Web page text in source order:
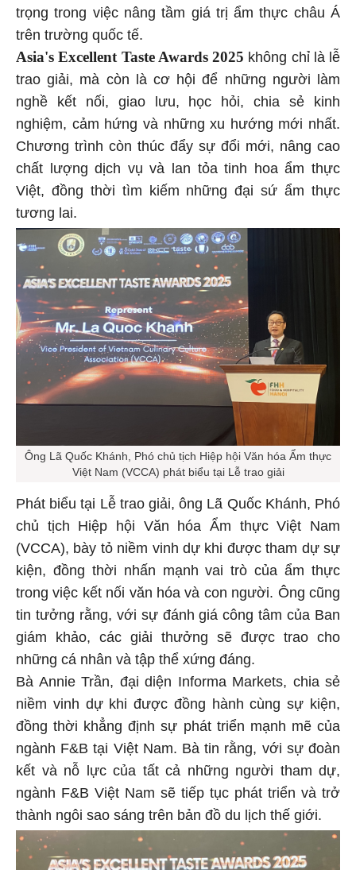
trọng trong việc nâng tầm giá trị ẩm thực châu Á
trên trường quốc tế.
Asia's Excellent Taste Awards 2025 không chỉ là lễ
trao giải, mà còn là cơ hội để những người làm
nghề kết nối, giao lưu, học hỏi, chia sẻ kinh
nghiệm, cảm hứng và những xu hướng mới nhất.
Chương trình còn thúc đẩy sự đổi mới, nâng cao
chất lượng dịch vụ và lan tỏa tinh hoa ẩm thực
Việt, đồng thời tìm kiếm những đại sứ ẩm thực
tương lai.
Ông Lã Quốc Khánh, Phó chủ tịch Hiệp hội Văn hóa Ẩm thực
Việt Nam (VCCA) phát biểu tại Lễ trao giải
Phát biểu tại Lễ trao giải, ông Lã Quốc Khánh, Phó
chủ tịch Hiệp hội Văn hóa Ẩm thực Việt Nam
(VCCA), bày tỏ niềm vinh dự khi được tham dự sự
kiện, đồng thời nhấn mạnh vai trò của ẩm thực
trong việc kết nối văn hóa và con người. Ông cũng
tin tưởng rằng, với sự đánh giá công tâm của Ban
giám khảo, các giải thưởng sẽ được trao cho
những cá nhân và tập thể xứng đáng.
Bà Annie Trần, đại diện Informa Markets, chia sẻ
niềm vinh dự khi được đồng hành cùng sự kiện,
đồng thời khẳng định sự phát triển mạnh mẽ của
ngành F&B tại Việt Nam. Bà tin rằng, với sự đoàn
kết và nỗ lực của tất cả những người tham dự,
ngành F&B Việt Nam sẽ tiếp tục phát triển và trở
thành ngôi sao sáng trên bản đồ du lịch thế giới.